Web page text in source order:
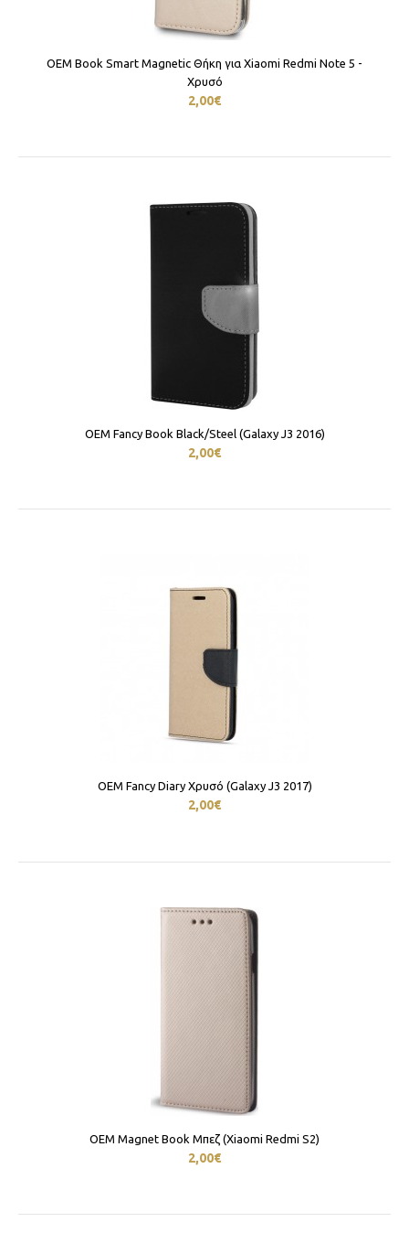
OEM Book Smart Magnetic Θήκη για Xiaomi Redmi Note 5 -
Χρυσό
2,00€
OEM Fancy Book Black/Steel (Galaxy J3 2016)
2,00€
OEM Fancy Diary Χρυσό (Galaxy J3 2017)
2,00€
OEM Magnet Book Μπεζ (Xiaomi Redmi S2)
2,00€